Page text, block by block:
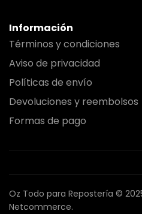
Información
Términos y condiciones
Aviso de privacidad
Políticas de envío
Devoluciones y reembolsos
Formas de pago
Oz Todo para Repostería ©
Netcommerce.